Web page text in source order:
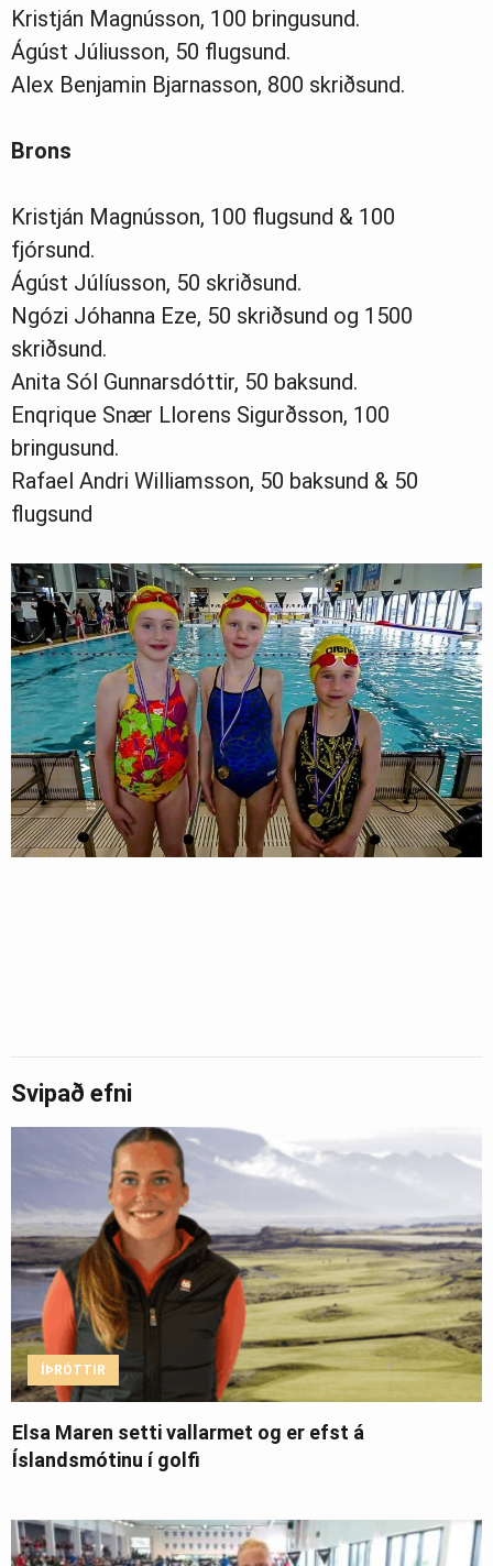
Kristján Magnússon, 100 bringusund.
Ágúst Júliusson, 50 flugsund.
Alex Benjamin Bjarnasson, 800 skriðsund.
Brons
Kristján Magnússon, 100 flugsund & 100
fjórsund.
Ágúst Júlíusson, 50 skriðsund.
Ngózi Jóhanna Eze, 50 skriðsund og 1500
skriðsund.
Anita Sól Gunnarsdóttir, 50 baksund.
Enqrique Snær Llorens Sigurðsson, 100
bringusund.
Rafael Andri Williamsson, 50 baksund & 50
flugsund
Svipað efni
ÍÞRÓTTIR
Elsa Maren setti vallarmet og er efst á
Íslandsmótinu í golfi